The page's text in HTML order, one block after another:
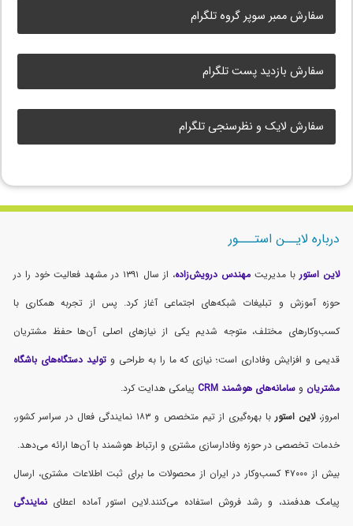
سفارش ممبر سوپر گروه تلگرام
سفارش بازدید پست تلگرام
سفارش لایک و نظرسنجی تلگرام